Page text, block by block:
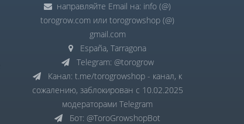
направляйте Email на: info (@)
torogrow.com или torogrowshop (@)
gmail.com
España, Tarragona
Telegram: @torogrow
Канал: t.me/torogrowshop - канал, к
сожалению, заблокирован с 10.02.2025
модераторами Telegram
Бот: @ToroGrowshopBot